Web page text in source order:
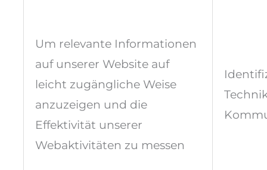
Um relevante Informationen
auf unserer Website auf
leicht zugängliche Weise
anzuzeigen und die
Effektivität unserer
Webaktivitäten zu messen